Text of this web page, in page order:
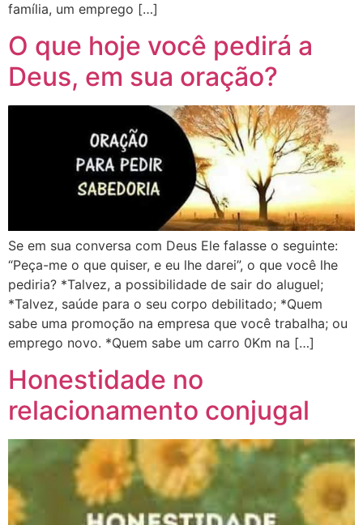
família, um emprego […]
O que hoje você pedirá a
Deus, em sua oração?
Se em sua conversa com Deus Ele falasse o seguinte:
“Peça-me o que quiser, e eu lhe darei”, o que você lhe
pediria? *Talvez, a possibilidade de sair do aluguel;
*Talvez, saúde para o seu corpo debilitado; *Quem
sabe uma promoção na empresa que você trabalha; ou
emprego novo. *Quem sabe um carro 0Km na […]
Honestidade no
relacionamento conjugal